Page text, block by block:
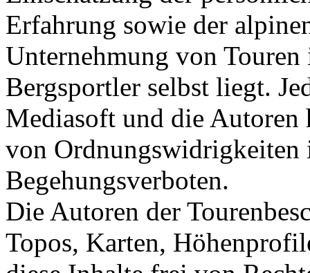
Erfahrung sowie der
Unternehmung von
Bergsportler selbst liegt.
Mediasoft und die
von Ordnungswidrigkeiten
Begehungsverboten.
Die Autoren der
Topos, Karten,